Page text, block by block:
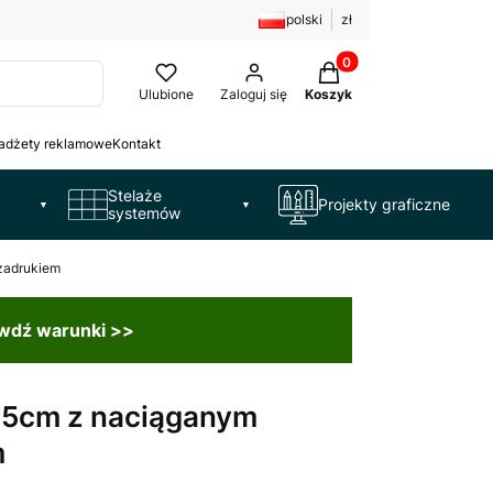
polski zł
Ulubione Zaloguj się
Produkty w koszyku:
Koszyk
reklamoweKontakt
▼
Stelaże
systemów
▼ Projekty graficzne
warunki >>
z naciąganym